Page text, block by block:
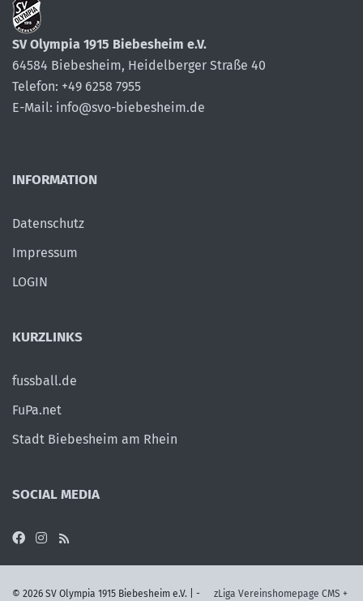
SV Olympia 1915 Biebesheim e.V.
64584 Biebesheim, Heidelberger Straße 40
Telefon: +49 6258 7955
E-Mail: info@svo-biebesheim.de
INFORMATION
Datenschutz
Impressum
LOGIN
KURZLINKS
fussball.de
FuPa.net
Stadt Biebesheim am Rhein
SOCIAL MEDIA
© 2026 SV Olympia 1915 Biebesheim e.V. | - zLiga Vereinshomepage CMS +